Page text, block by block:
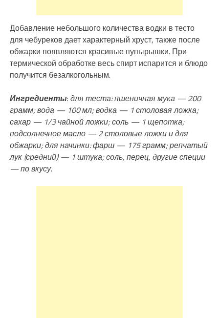
Добавление небольшого количества водки в тесто
для чебуреков дает характерный хруст, также после
обжарки появляются красивые пупырышки. При
термической обработке весь спирт испарится и блюдо
получится безалкогольным.
Ингредиенты: для теста: пшеничная мука — 200
грамм; вода — 100 мл; водка — 1 столовая ложка;
сахар — 1/3 чайной ложки; соль — 1 щепотка;
подсолнечное масло — 2 столовые ложки и для
обжарки; для начинки: фарш — 175 грамм; репчатый
лук (средний) — 1 штука; соль, перец, другие специи
— по вкусу.